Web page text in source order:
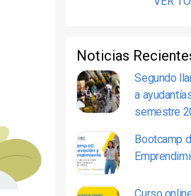
Noticias
Segundo
a
semestre
Bootcamp